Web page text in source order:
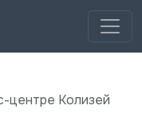
центре Колизей